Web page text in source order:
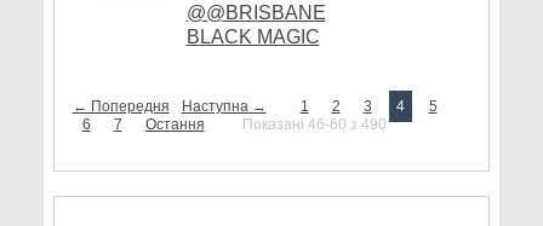
@@BRISBANE
BLACK MAGIC
← Попередня Наступна → 1 2 3 4
5
6
7 Остання Показані 46-60 з 490